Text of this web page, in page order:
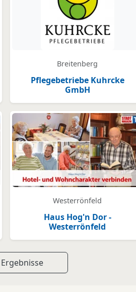
Breitenberg
Pflegebetriebe Kuhrcke
GmbH
Westerrönfeld
Haus Hog'n Dor -
Westerrönfeld